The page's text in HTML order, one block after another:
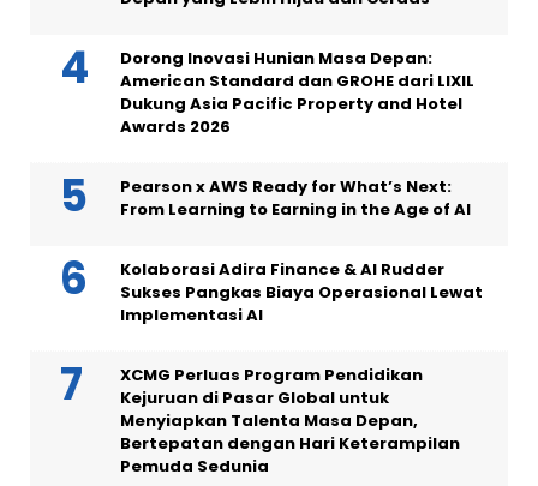
Dorong Inovasi Hunian Masa Depan:
American Standard dan GROHE dari LIXIL
Dukung Asia Pacific Property and Hotel
Awards 2026
Pearson x AWS Ready for What’s Next:
From Learning to Earning in the Age of AI
Kolaborasi Adira Finance & AI Rudder
Sukses Pangkas Biaya Operasional Lewat
Implementasi AI
XCMG Perluas Program Pendidikan
Kejuruan di Pasar Global untuk
Menyiapkan Talenta Masa Depan,
Bertepatan dengan Hari Keterampilan
Pemuda Sedunia